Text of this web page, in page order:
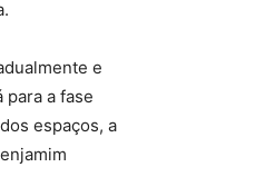
e
a fase
espaços, a